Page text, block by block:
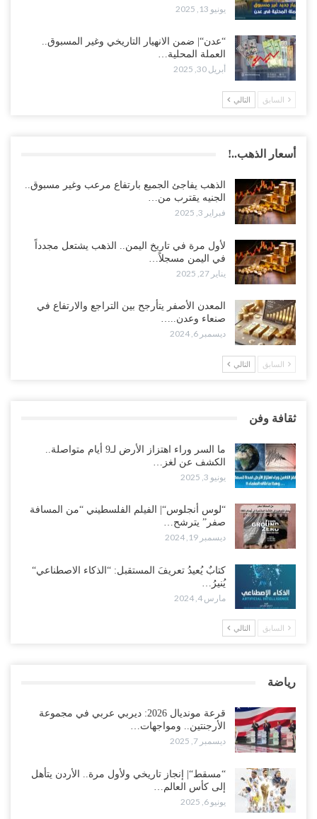
يونيو 13, 2025
“عدن“| ضمن الانهيار التاريخي وغير المسبوق..
العملة المحلية…
أبريل 30, 2025
السابق التالي
أسعار الذهب..!
الذهب يفاجئ الجميع بارتفاع مرعب وغير مسبوق..
الجنيه يقترب من…
فبراير 3, 2025
لأول مرة في تاريخ اليمن.. الذهب يشتعل مجدداً
في اليمن مسجلاً…
يناير 27, 2025
المعدن الأصفر يتأرجح بين التراجع والارتفاع في
صنعاء وعدن..…
ديسمبر 6, 2024
السابق التالي
ثقافة وفن
ما السر وراء اهتزاز الأرض لـ9 أيام متواصلة..
الكشف عن لغز…
يونيو 3, 2025
“لوس أنجلوس“| الفيلم الفلسطيني “من المسافة
صفر” يترشح…
ديسمبر 19, 2024
كتابٌ يُعيدُ تعريفَ المستقبل: “الذكاء الاصطناعي“
يُنيرُ…
مارس 4, 2024
السابق التالي
رياضة
قرعة مونديال 2026: ديربي عربي في مجموعة
الأرجنتين.. ومواجهات…
ديسمبر 7, 2025
“مسقط“| إنجاز تاريخي ولأول مرة.. الأردن يتأهل
إلى كأس العالم…
يونيو 6, 2025